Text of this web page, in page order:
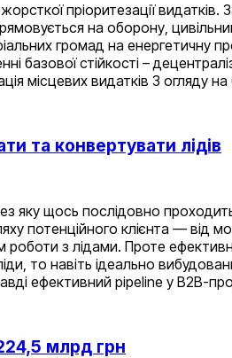
пріоритезації
на оборону,
громад на енергетичну
стійкості –
місцевих видатків З огляду
та конвертувати лідів
яку щось послідовно
потенційного клієнта — від
з лідами. Проте
то навіть ідеально
ефективний pipeline у B2B-
млрд грн